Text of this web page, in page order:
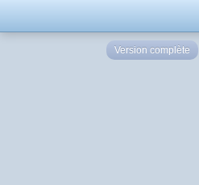
Version complète